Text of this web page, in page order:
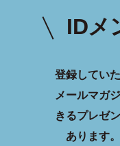
IDメ
登録してい
メールマガ
きるプレゼ
あります。